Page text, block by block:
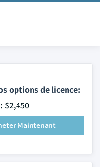
options de licence:
$2,450
Maintenant